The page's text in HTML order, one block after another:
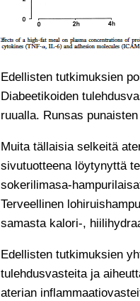
Edellisten tutkimuksien
Diabeetikoiden
ruualla. Runsas
Muita tällaisia selkeitä
sivutuotteena löytynyttä
sokerilimasa-
Terveellinen
samasta kalori-,
Edellisten tutkimuksien
tulehdusvasteita ja
aterian